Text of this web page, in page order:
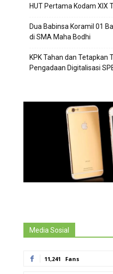
HUT Pertama Kodam XIX
Dua Babinsa Koramil 01
di SMA Maha Bodhi
KPK Tahan dan Tetapkan
Pengadaan Digitalisasi
Media Sosial
11,241 Fans